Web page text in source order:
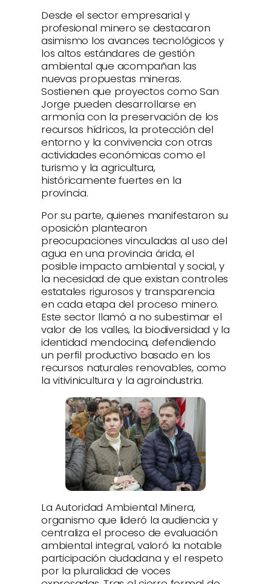
Desde el sector empresarial y
profesional minero se destacaron
asimismo los avances tecnológicos y
los altos estándares de gestión
ambiental que acompañan las
nuevas propuestas mineras.
Sostienen que proyectos como San
Jorge pueden desarrollarse en
armonía con la preservación de los
recursos hídricos, la protección del
entorno y la convivencia con otras
actividades económicas como el
turismo y la agricultura,
históricamente fuertes en la
provincia.
Por su parte, quienes manifestaron su
oposición plantearon
preocupaciones vinculadas al uso del
agua en una provincia árida, el
posible impacto ambiental y social, y
la necesidad de que existan controles
estatales rigurosos y transparencia
en cada etapa del proceso minero.
Este sector llamó a no subestimar el
valor de los valles, la biodiversidad y la
identidad mendocina, defendiendo
un perfil productivo basado en los
recursos naturales renovables, como
la vitivinicultura y la agroindustria.
La Autoridad Ambiental Minera,
organismo que lideró la audiencia y
centraliza el proceso de evaluación
ambiental integral, valoró la notable
participación ciudadana y el respeto
por la pluralidad de voces